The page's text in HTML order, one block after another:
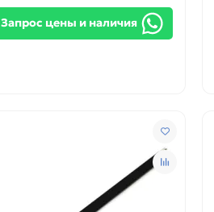
Запрос цены и наличия